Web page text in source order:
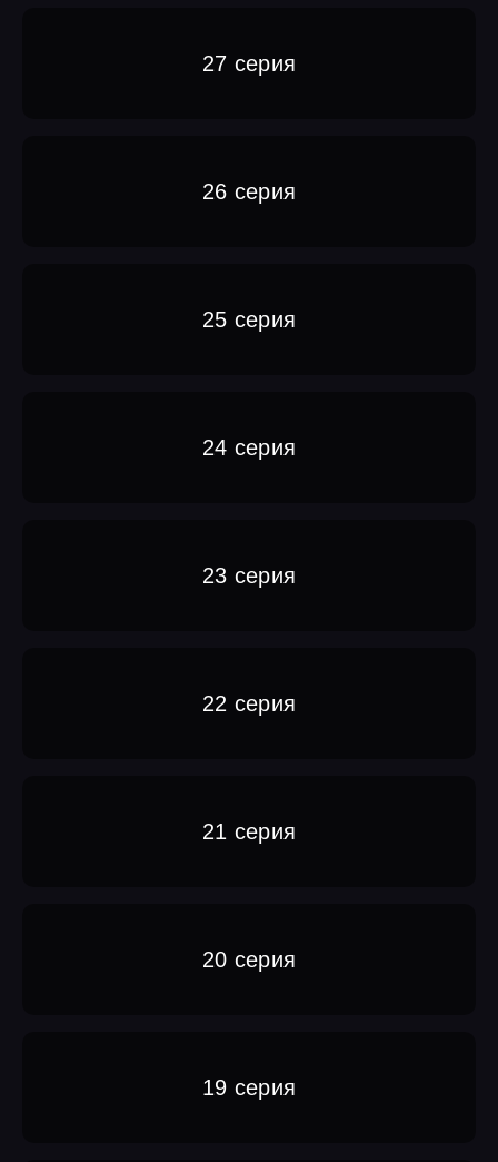
27 серия
26 серия
25 серия
24 серия
23 серия
22 серия
21 серия
20 серия
19 серия